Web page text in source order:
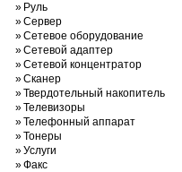
» Руль
»Сервер
»Сетевое оборудование
»Сетевой адаптер
»Сетевой концентратор
»Сканер
»Твердотельный накопитель
»Телевизоры
»Телефонный аппарат
»Тонеры
»Услуги
»Факс